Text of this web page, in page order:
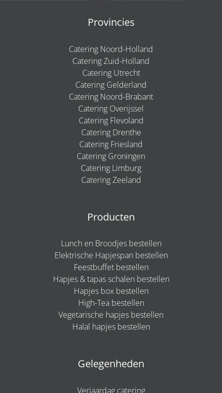
Provincies
Catering Noord-Holland
Catering Zuid-Holland
Catering Utrecht
Catering Gelderland
Catering Noord-Brabant
Catering Overijssel
Catering Flevoland
Catering Drenthe
Catering Friesland
Catering Groningen
Catering Limburg
Catering Zeeland
Producten
Lunch en Broodjes bestellen
Elektrische Hapjespan bestellen
Feestbuffet bestellen
Hapjes & tapas schalen bestellen
Hapjes box bestellen
High-Tea bestellen
Vegetarische hapjes bestellen
Halal hapjes bestellen
Gelegenheden
Verjaardag catering